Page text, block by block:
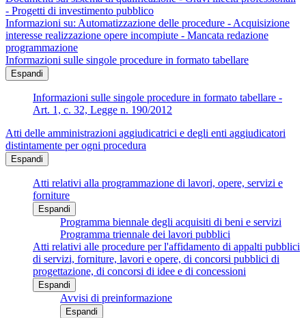
- Progetti di investimento pubblico
Informazioni su: Automatizzazione delle procedure - Acquisizione
interesse realizzazione opere incompiute - Mancata redazione
programmazione
Informazioni sulle singole procedure in formato tabellare
Espandi
Informazioni sulle singole procedure in formato tabellare -
Art. 1, c. 32, Legge n. 190/2012
Atti delle amministrazioni aggiudicatrici e degli enti aggiudicatori
distintamente per ogni procedura
Espandi
Atti relativi alla programmazione di lavori, opere, servizi e
forniture
Espandi
Programma biennale degli acquisiti di beni e servizi
Programma triennale dei lavori pubblici
Atti relativi alle procedure per l'affidamento di appalti pubblici
di servizi, forniture, lavori e opere, di concorsi pubblici di
progettazione, di concorsi di idee e di concessioni
Espandi
Avvisi di preinformazione
Espandi